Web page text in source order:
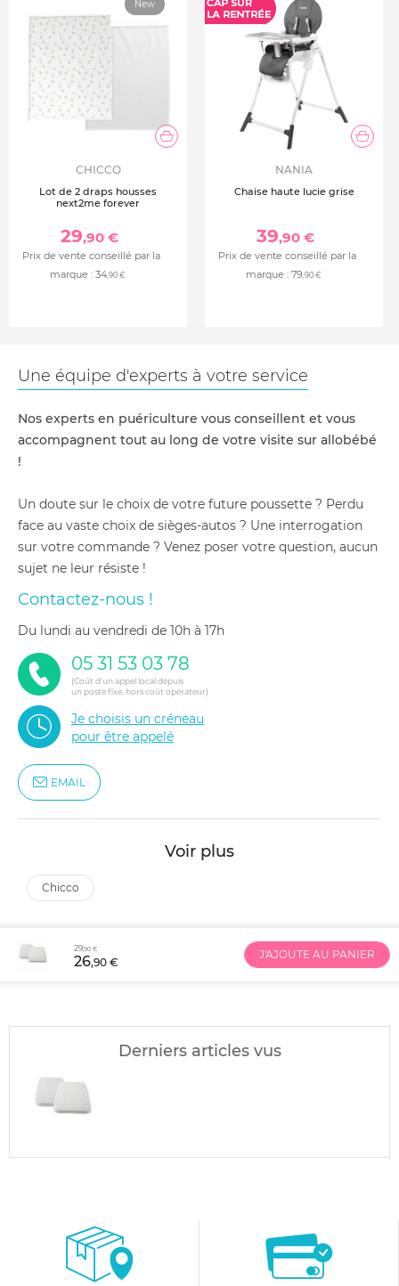
New
CHICCO
Lot de 2 draps housses
next2me forever
29,90 €
Prix de vente conseillé par la
marque : 34,90 €
NANIA
Chaise haute lucie grise
39,90 €
Prix de vente conseillé par la
marque : 79,90 €
Une équipe d'experts à votre service
Nos experts en puériculture vous conseillent et vous
accompagnent tout au long de votre visite sur allobébé
!
Un doute sur le choix de votre future poussette ? Perdu
face au vaste choix de sièges-autos ? Une interrogation
sur votre commande ? Venez poser votre question, aucun
sujet ne leur résiste !
Contactez-nous !
du lundi au vendredi de 10h à 17h
05 31 53 03 78
(Coût d'un appel local depuis
un poste fixe, hors coût opérateur)
Je choisis un créneau
pour être appelé
EMAIL
Voir plus
chicco
29,90 €
26,90 €
J'AJOUTE AU PANIER
Derniers articles vus